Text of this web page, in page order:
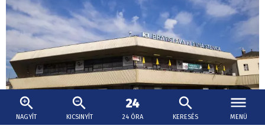
NAGYÍT KICSINYÍT 24 ÓRA KERESÉS MENÜ